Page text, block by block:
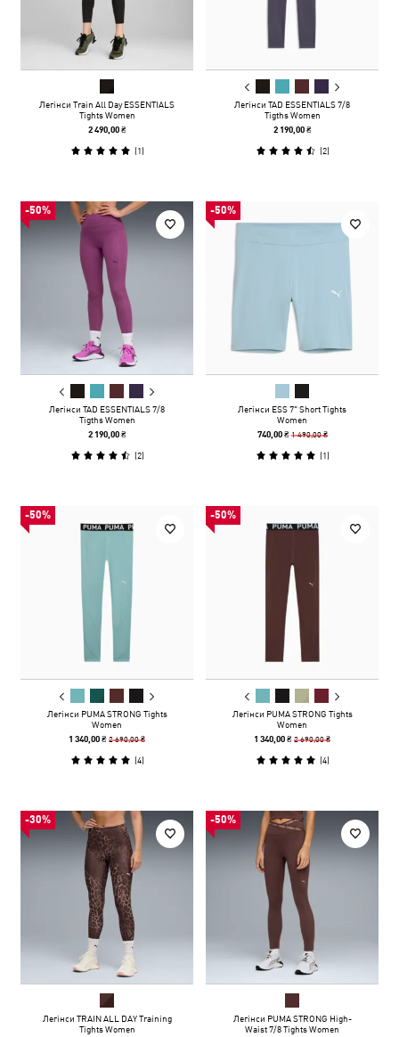
Легінси Train All Day ESSENTIALS
Tights Women
2 490,00 ₴
(1)
Легінси TAD ESSENTIALS 7/8
Tigths Women
2 190,00 ₴
(2)
-50%
Легінси TAD ESSENTIALS 7/8
Tigths Women
2 190,00 ₴
(2)
-50%
Легінси ESS 7" Short Tights
Women
740,00 ₴ 1 490,00 ₴
(1)
-50%
Легінси PUMA STRONG Tights
Women
1 340,00 ₴2 690,00 ₴
(4)
-50%
Легінси PUMA STRONG Tights
Women
1 340,00 ₴2 690,00 ₴
(4)
-30%
Легінси TRAIN ALL DAY Training
Tights Women
-50%
Легінси PUMA STRONG High-
Waist 7/8 Tights Women